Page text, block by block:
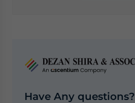
Have Any questions?